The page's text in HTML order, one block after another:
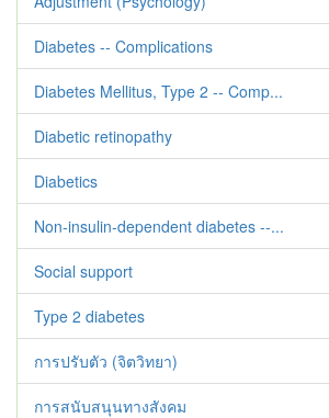
Diabetes -- Complications
Diabetes Mellitus, Type 2 -- Comp...
Diabetic retinopathy
Diabetics
Non-insulin-dependent diabetes --...
Social support
Type 2 diabetes‬‬‬‬‬‬
การปรับตัว (จิตวิทยา)
การสนับสนุนทางสังคม